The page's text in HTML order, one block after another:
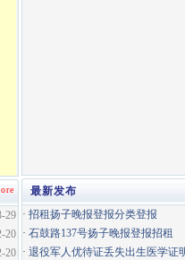
最新发布
· 招租扬子晚报登报分类登报
· 石鼓路137号扬子晚报登报招租
· 退役军人优待证丢失出生医学证
29
20
20